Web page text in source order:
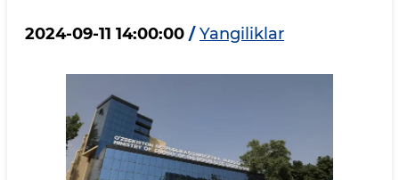
2024-09-11 14:00:00 / Yangiliklar